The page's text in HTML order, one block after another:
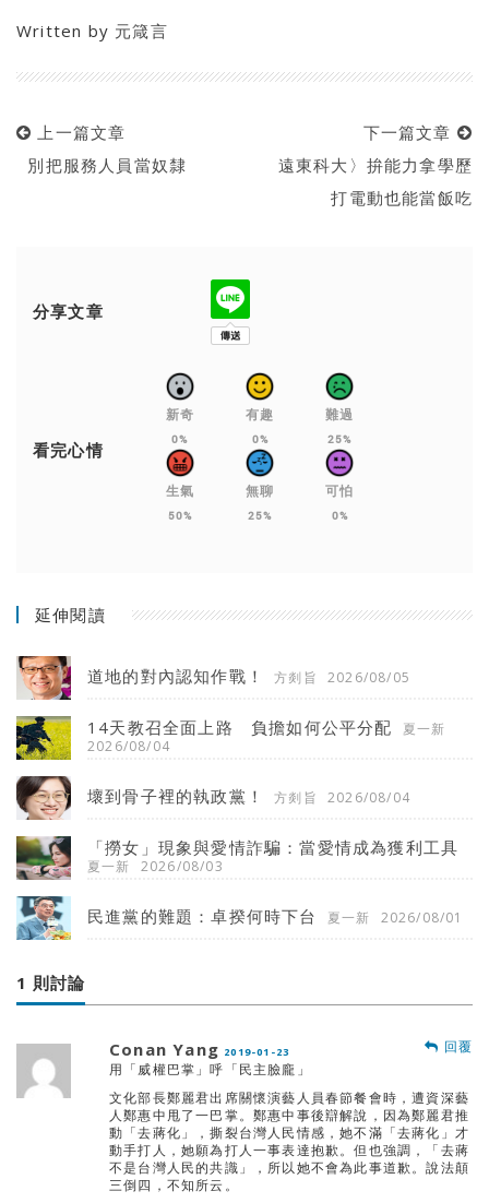
Written by 元箴言
上一篇文章
別把服務人員當奴隸
下一篇文章
遠東科大〉拚能力拿學歷
打電動也能當飯吃
分享文章
看完心情
新奇
0%
有趣
0%
難過
25%
生氣
50%
無聊
25%
可怕
0%
延伸閱讀
道地的對內認知作戰！ 方剡旨 2026/08/05
14天教召全面上路 負擔如何公平分配
夏一新
2026/08/04
壞到骨子裡的執政黨！ 方剡旨 2026/08/04
「撈女」現象與愛情詐騙：當愛情成為獲利工具
夏一新 2026/08/03
民進黨的難題：卓揆何時下台 夏一新 2026/08/01
1 則討論
Conan Yang 2019-01-23
用「威權巴掌」呼「民主臉龐」
文化部長鄭麗君出席關懷演藝人員春節餐會時，遭資深藝
人鄭惠中甩了一巴掌。鄭惠中事後辯解說，因為鄭麗君推
動「去蔣化」，撕裂台灣人民情感，她不滿「去蔣化」才
動手打人，她願為打人一事表達抱歉。但也強調，「去蔣
不是台灣人民的共識」，所以她不會為此事道歉。說法顛
三倒四，不知所云。
回覆